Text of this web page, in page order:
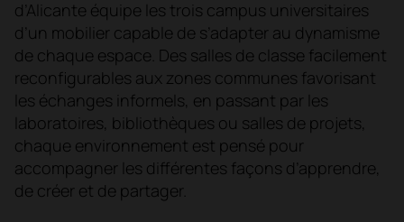
d’Alicante équipe les trois campus universitaires
d’un mobilier capable de s’adapter au dynamisme
de chaque espace. Des salles de classe facilement
reconfigurables aux zones communes favorisant
les échanges informels, en passant par les
laboratoires, bibliothèques ou salles de projets,
chaque environnement est pensé pour
accompagner les différentes façons d’apprendre,
de créer et de partager.